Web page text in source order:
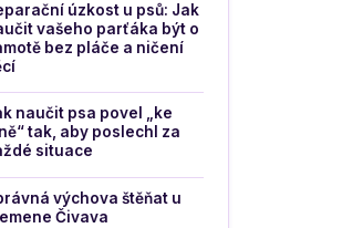
úzkost u psů: Jak
vašeho parťáka být o
bez pláče a ničení
naučit psa povel „ke
tak, aby poslechl za
situace
výchova štěňat u
Čivava